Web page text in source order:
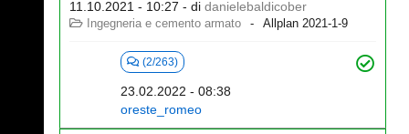
11.10.2021 - 10:27 - di danielebaldicober
Ingegneria e cemento armato Allplan 2021-1-9
(2/263)
23.02.2022 - 08:38
oreste_romeo